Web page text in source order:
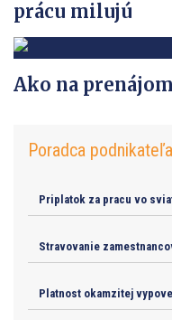
prácu milujú
Ako na
Poradca
Priplatok za pracu vo
Stravovanie
Platnost okamzitej